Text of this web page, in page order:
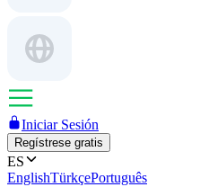
Iniciar Sesión
Regístrese gratis
ES
EnglishTürkçePortuguês